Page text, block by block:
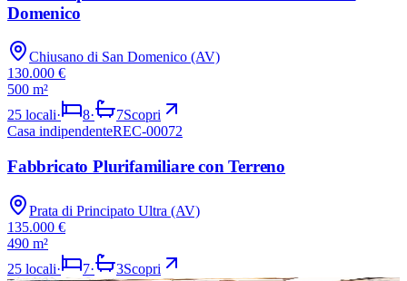
Domenico
Chiusano di San Domenico (AV)
130.000 €
500 m²
25 locali· 8· 7Scopri
Casa indipendenteREC-00072
Fabbricato Plurifamiliare con Terreno
Prata di Principato Ultra (AV)
135.000 €
490 m²
25 locali· 7· 3Scopri